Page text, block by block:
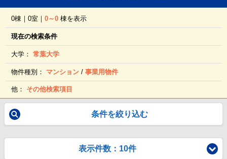
0棟｜0室｜0～0 棟を表示
現在の検索条件
大学：常葉大学
物件種別： マンション/事業用物件
他： その他検索項目
条件を絞り込む
表示件数：10件